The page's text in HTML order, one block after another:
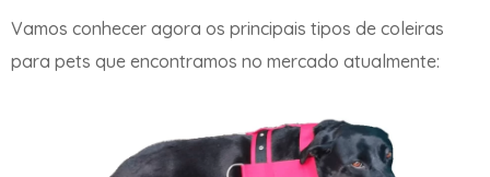
Vamos conhecer agora os principais tipos de coleiras
para pets que encontramos no mercado atualmente: